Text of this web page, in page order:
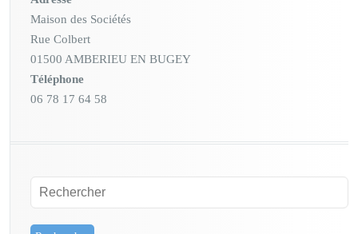
Maison des Sociétés
Rue Colbert
01500 AMBERIEU EN BUGEY
Téléphone
06 78 17 64 58